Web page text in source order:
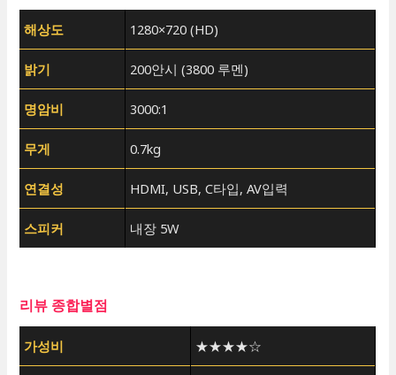
해상도 1280×720 (HD)
밝기 200안시 (3800 루멘)
명암비 3000:1
무게 0.7kg
연결성 HDMI, USB, C타입, AV입력
스피커 내장 5W
리뷰 종합별점
가성비 ★★★★☆